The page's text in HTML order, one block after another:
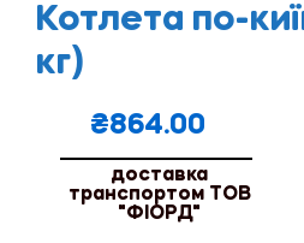
Котлета по-
кг)
₴864.00
доставка
транспортом ТОВ
"ФІОРД"